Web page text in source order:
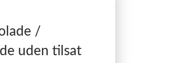
/
uden tilsat